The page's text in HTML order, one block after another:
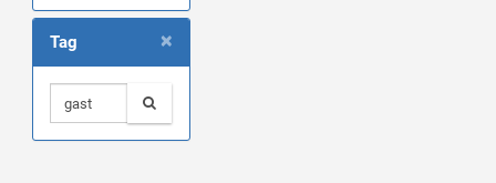
×
Tag